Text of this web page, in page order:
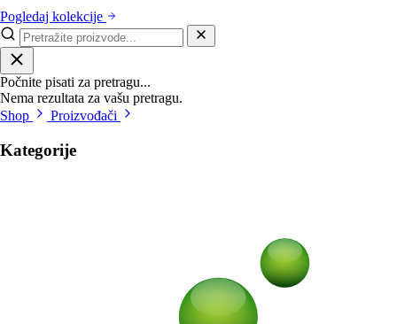
Pogledaj kolekcije
Počnite pisati za pretragu...
Nema rezultata za vašu pretragu.
Shop
Proizvođači
Kategorije